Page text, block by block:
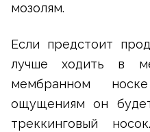
мозолям.
Если предстоит
лучше ходить в
мембранном
ощущениям он
треккинговый